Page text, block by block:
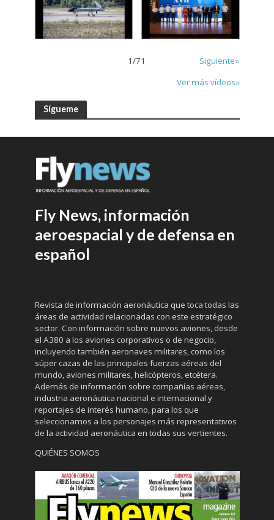
1/71
Siguiente»
Ver más vídeos»
Sígueme
Fly News, información
aeroespacial y de defensa en
español
Revista de información aeronáutica que toca todas las
áreas de actividad relacionadas con este estratégico
sector. Con información sobre nuevos aviones, desde
el A380 a los aviones corporativos o de negocio,
incluyendo también aeronaves militares, como los
súper cazas de las principales fuerzas aéreas del
mundo, aviones militares, helicópteros, etcétera.
Además de información sobre compañías aéreas,
industria aeronáutica nacional e internacional y
reportajes de interés humano, para los que
seleccionamos a los personajes más representativos
de la actividad aeronáutica en todas sus vertientes.
QUIÉNES SOMOS